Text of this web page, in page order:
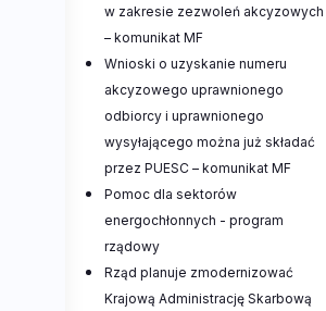
w zakresie zezwoleń akcyzowych
– komunikat MF
Wnioski o uzyskanie numeru
akcyzowego uprawnionego
odbiorcy i uprawnionego
wysyłającego można już składać
przez PUESC – komunikat MF
Pomoc dla sektorów
energochłonnych - program
rządowy
Rząd planuje zmodernizować
Krajową Administrację Skarbową